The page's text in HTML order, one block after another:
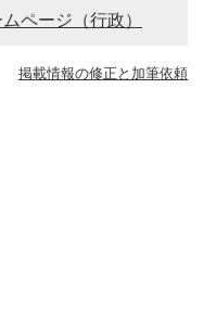
ページ（行政）
掲載情報の修正と加筆依頼